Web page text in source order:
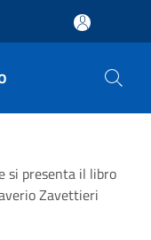
si presenta il libro
Zavettieri